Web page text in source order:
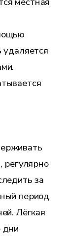
удаляется
регулярно
за
период
Лёгкая
дни